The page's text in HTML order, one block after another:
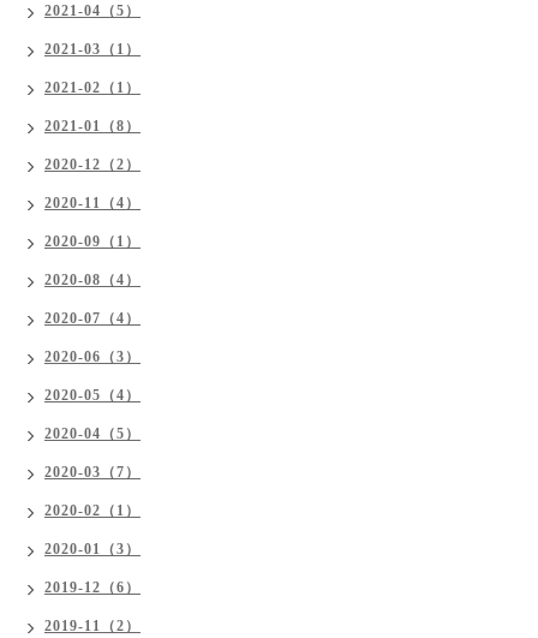
2021-04（5）
2021-03（1）
2021-02（1）
2021-01（8）
2020-12（2）
2020-11（4）
2020-09（1）
2020-08（4）
2020-07（4）
2020-06（3）
2020-05（4）
2020-04（5）
2020-03（7）
2020-02（1）
2020-01（3）
2019-12（6）
2019-11（2）